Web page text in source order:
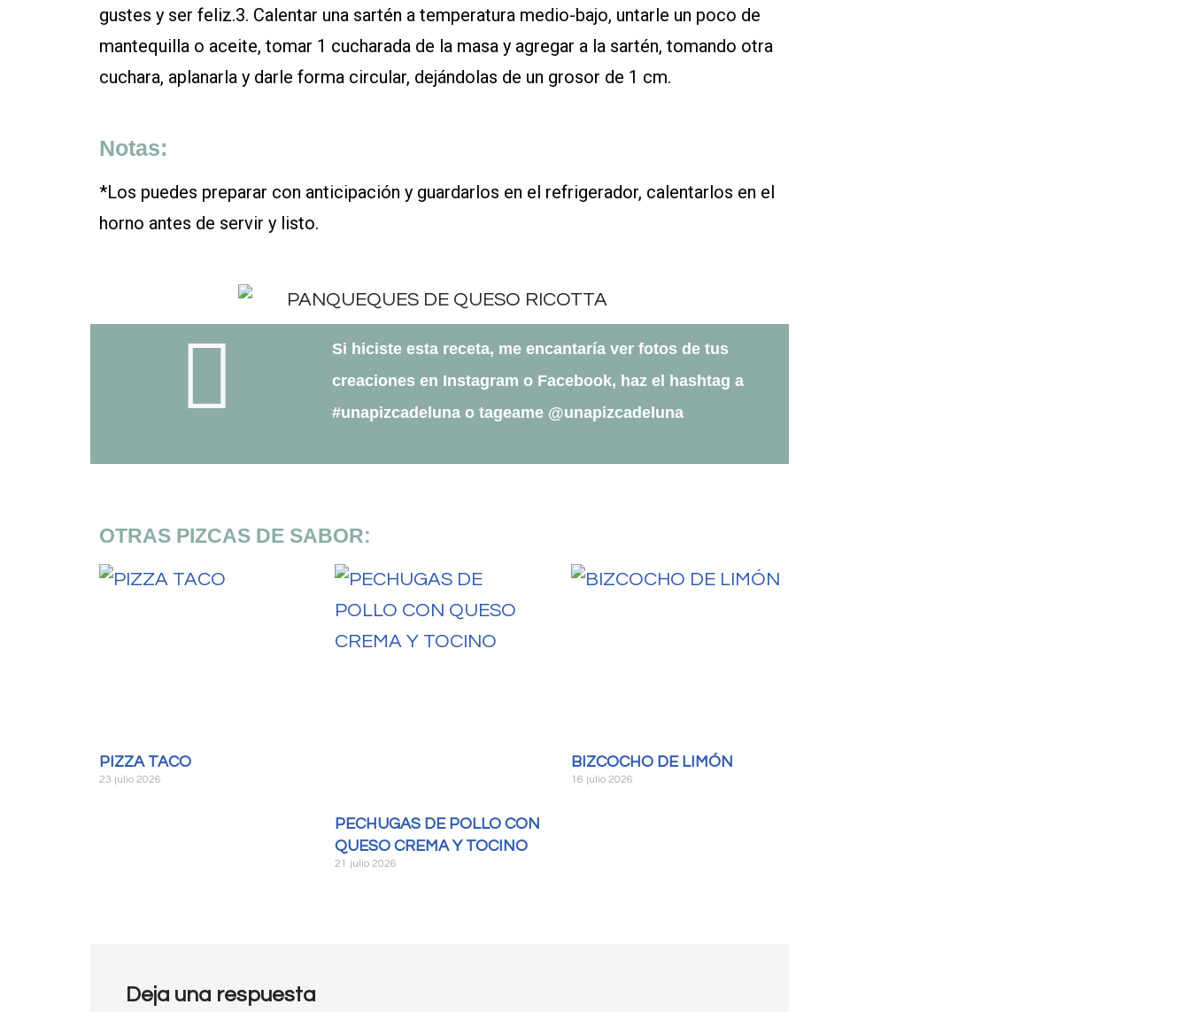
gustes y ser feliz.3. Calentar una sartén a temperatura medio-bajo, untarle un poco de
mantequilla o aceite, tomar 1 cucharada de la masa y agregar a la sartén, tomando otra
cuchara, aplanarla y darle forma circular, dejándolas de un grosor de 1 cm.
Notas:
*Los puedes preparar con anticipación y guardarlos en el refrigerador, calentarlos en el
horno antes de servir y listo.
Si hiciste esta receta, me encantaría ver fotos de tus
creaciones en Instagram o Facebook, haz el hashtag a
#unapizcadeluna o tageame @unapizcadeluna
OTRAS PIZCAS DE SABOR:
PIZZA TACO
23 julio 2026
PECHUGAS DE POLLO CON
QUESO CREMA Y TOCINO
21 julio 2026
BIZCOCHO DE LIMÓN
16 julio 2026
Deja una respuesta